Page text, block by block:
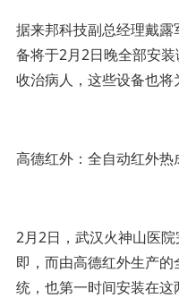
据来邦科技副总经理戴
备将于2月2日晚全部安
收治病人，这些设备也将
高德红外：全自动红外
2月2日，武汉火神山医
即，而由高德红外生产
统，也第一时间安装在